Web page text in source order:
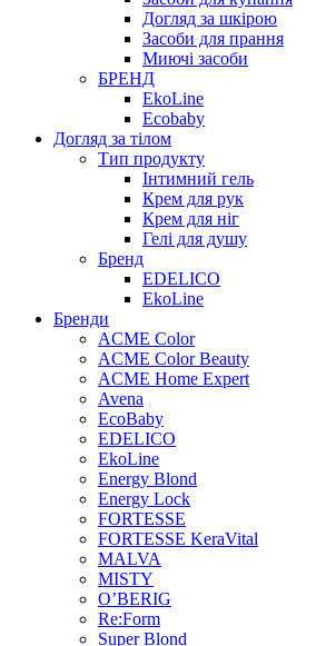
Догляд за шкірою
Засоби для прання
Миючі засоби
БРЕНД
EkoLine
Ecobaby
Догляд за тілом
Тип продукту
Інтимний гель
Крем для рук
Крем для ніг
Гелі для душу
Бренд
EDELICO
EkoLine
Бренди
ACME Color
ACME Color Beauty
ACME Home Expert
Avena
EcoBaby
EDELICO
EkoLine
Energy Blond
Energy Lock
FORTESSE
FORTESSE KeraVital
MALVA
MISTY
O’BERIG
Re:Form
Super Blond